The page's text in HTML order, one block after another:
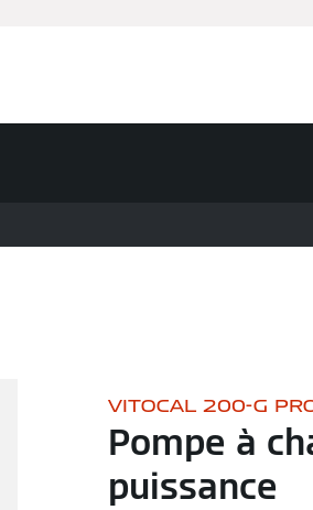
VITOCAL 200-G
Pompe à
puissance